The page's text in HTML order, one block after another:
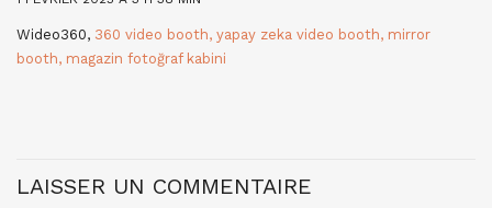
Wideo360, 360 video booth, yapay zeka video booth, mirror
booth, magazin fotoğraf kabini
LAISSER UN COMMENTAIRE